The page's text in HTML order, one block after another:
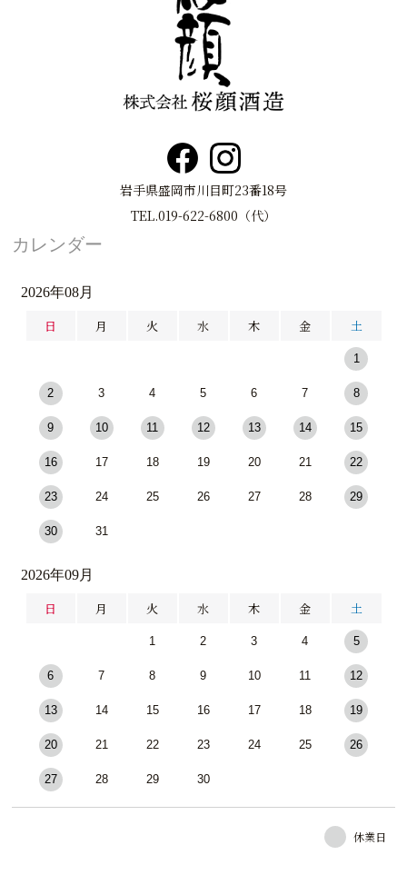
岩手県盛岡市川目町23番18号
TEL.019-622-6800（代）
カレンダー
2026年08月
日 月 火 水 木 金 土
1
2 3 4 5 6 7 8
9 10 11 12 13 14 15
16 17 18 19 20 21 22
23 24 25 26 27 28 29
30 31
2026年09月
日 月 火 水 木 金 土
1 2 3 4 5
6 7 8 9 10 11 12
13 14 15 16 17 18 19
20 21 22 23 24 25 26
27 28 29 30
休業日